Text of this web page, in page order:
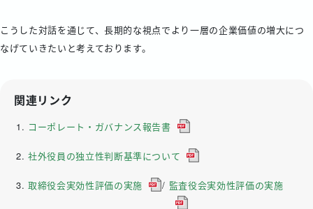
こうした対話を通じて、長期的な視点でより一層の企業価値の増大につ
なげていきたいと考えております。
関連リンク
コーポレート・ガバナンス報告書
社外役員の独立性判断基準について
取締役会実効性評価の実施 / 監査役会実効性評価の実施